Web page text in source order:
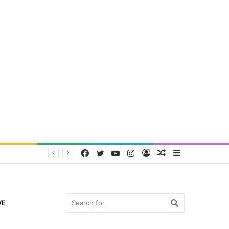
Random
Log
Instagram
YouTube
Twitter
Facebook